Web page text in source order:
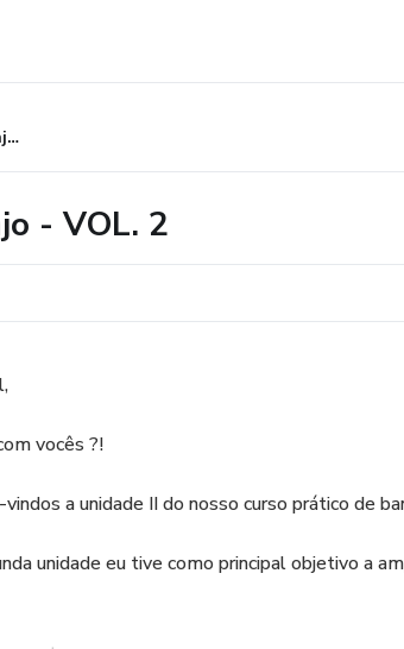
Curso Prático de Banjo - VOL. 2
- VOL. 2
vocês ?!
a unidade II do nosso curso prático de
unidade eu tive como principal objetivo a